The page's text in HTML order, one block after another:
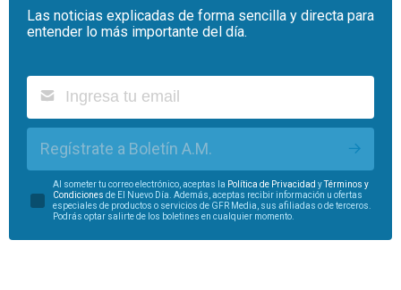
Las noticias explicadas de forma sencilla y directa para
entender lo más importante del día.
Regístrate a Boletín A.M.
Al someter tu correo electrónico, aceptas la Política de Privacidad yTérminos y
Condiciones de El Nuevo Día. Además, aceptas recibir información u ofertas
especiales de productos o servicios de GFR Media, sus afiliadas o de terceros.
Podrás optar salirte de los boletines en cualquier momento.